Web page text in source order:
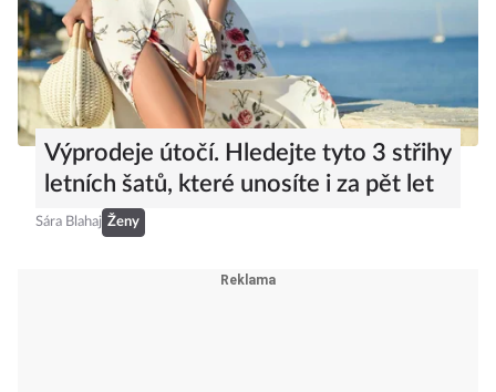
Výprodeje útočí. Hledejte tyto 3 střihy
letních šatů, které unosíte i za pět let
Sára Blahaj Ženy